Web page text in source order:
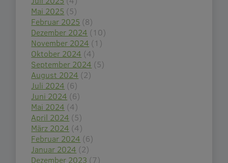
Mai 2025 (5)
Februar 2025 (8)
Dezember 2024 (10)
November 2024 (1)
Oktober 2024 (4)
September 2024 (5)
August 2024 (2)
Juli 2024 (6)
Juni 2024 (6)
Mai 2024 (4)
April 2024 (5)
März 2024 (4)
Februar 2024 (6)
Januar 2024 (2)
Dezember 2023 (7)